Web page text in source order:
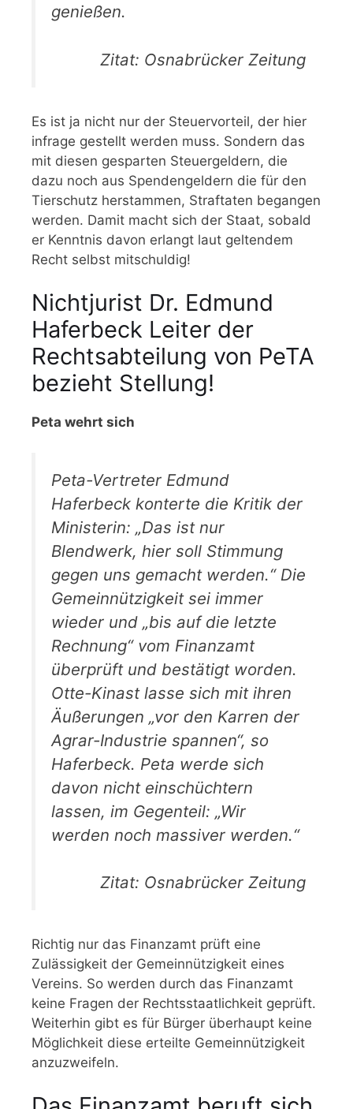
genießen.
Zitat: Osnabrücker Zeitung
Es ist ja nicht nur der Steuervorteil, der hier
infrage gestellt werden muss. Sondern das
mit diesen gesparten Steuergeldern, die
dazu noch aus Spendengeldern die für den
Tierschutz herstammen, Straftaten begangen
werden. Damit macht sich der Staat, sobald
er Kenntnis davon erlangt laut geltendem
Recht selbst mitschuldig!
Nichtjurist Dr. Edmund
Haferbeck Leiter der
Rechtsabteilung von PeTA
bezieht Stellung!
Peta wehrt sich
Peta-Vertreter Edmund
Haferbeck konterte die Kritik der
Ministerin: „Das ist nur
Blendwerk, hier soll Stimmung
gegen uns gemacht werden.“ Die
Gemeinnützigkeit sei immer
wieder und „bis auf die letzte
Rechnung“ vom Finanzamt
überprüft und bestätigt worden.
Otte-Kinast lasse sich mit ihren
Äußerungen „vor den Karren der
Agrar-Industrie spannen“, so
Haferbeck. Peta werde sich
davon nicht einschüchtern
lassen, im Gegenteil: „Wir
werden noch massiver werden.“
Zitat: Osnabrücker Zeitung
Richtig nur das Finanzamt prüft eine
Zulässigkeit der Gemeinnützigkeit eines
Vereins. So werden durch das Finanzamt
keine Fragen der Rechtsstaatlichkeit geprüft.
Weiterhin gibt es für Bürger überhaupt keine
Möglichkeit diese erteilte Gemeinnützigkeit
anzuzweifeln.